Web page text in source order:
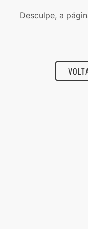
Desculpe, a